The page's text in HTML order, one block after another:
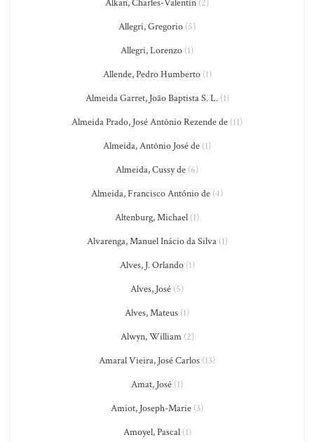
Alkan, Charles-Valentin (2)
Allegri, Gregorio (5)
Allegri, Lorenzo (1)
Allende, Pedro Humberto(1)
Almeida Garret, João Baptista S. L.(1)
Almeida Prado, José Antônio Rezende de (11)
Almeida, Antônio José de (1)
Almeida, Cussy de (6)
Almeida, Francisco António de (4)
Altenburg, Michael (1)
Alvarenga, Manuel Inácio da Silva(1)
Alves, J. Orlando(1)
Alves, José (5)
Alves, Mateus (1)
Alwyn, William(2)
Amaral Vieira, José Carlos (13)
Amat, José (1)
Amiot, Joseph-Marie (3)
Amoyel, Pascal(1)